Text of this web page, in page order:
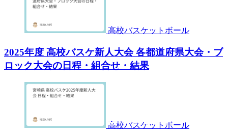
高校バスケットボール
2025年度 高校バスケ新人大会 各都道府県大会・ブ
ロック大会の日程・組合せ・結果
高校バスケットボール